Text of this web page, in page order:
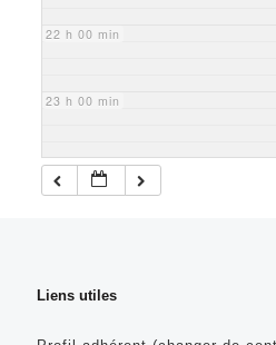
22 h 00 min
23 h 00 min
Liens utiles